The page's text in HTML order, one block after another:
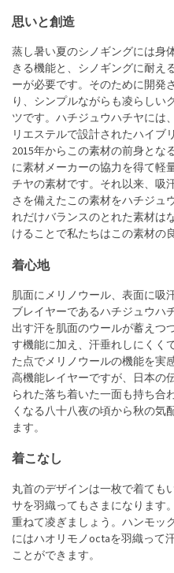
思いと創造
蒸し暑い夏のシノギングには身
きる機能と、シノギングに耐え
ーが必要です。そのために開発
り、シンプルながらも凌らしい
ツです。ハチジュウハチヤには
リエステルで設計されたハイブ
2015年からこの素材の前身とな
に素材メーカーの協力を得て軽
チヤの素材です。それ以来、吸
さを備えたこの素材をハチジュ
れだけバランスのとれた素材は
けることで私たちはこの素材の
着心地
肌面にメリノウール、表面に吸
ブレイヤーであるハチジュウハ
出す汗を肌面のウールが蓄えつ
す機能に加え、汗垂れしにくく
た点でメリノウールの機能を実
高機能レイヤーですが、日本の
られた落ち着いた一面も持ち合
くなる八十八夜の頃から秋の気
ます。
着こなし
丸首のデザインは一枚で着ても
サを羽織ってもさまになります
重ねて凌ぎましょう。ハンモッ
にはハオリモノoctaを羽織って
ことができます。